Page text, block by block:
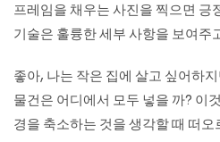
프레임을 채우는 사진을 찍으면 긍
기술은 훌륭한 세부 사항을 보여주
좋아, 나는 작은 집에 살고 싶어하
물건은 어디에서 모두 넣을 까? 이
경을 축소하는 것을 생각할 때 떠오